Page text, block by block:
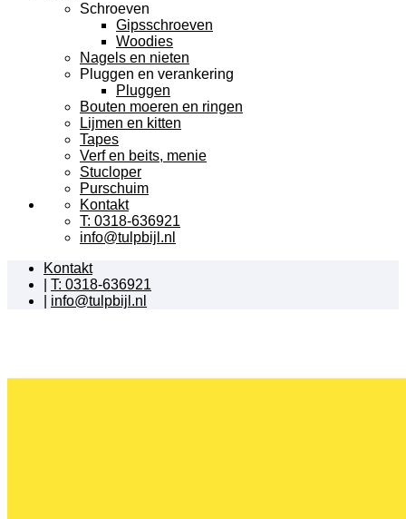
Schroeven
Gipsschroeven
Woodies
Nagels en nieten
Pluggen en verankering
Pluggen
Bouten moeren en ringen
Lijmen en kitten
Tapes
Verf en beits, menie
Stucloper
Purschuim
Kontakt
T: 0318-636921
info@tulpbijl.nl
Kontakt
T: 0318-636921
info@tulpbijl.nl